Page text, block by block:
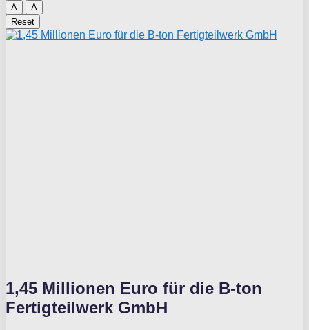
A
A
Reset
1,45 Millionen Euro für die B-ton
Fertigteilwerk GmbH